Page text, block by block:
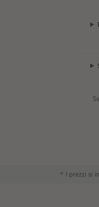
* I prezzi si